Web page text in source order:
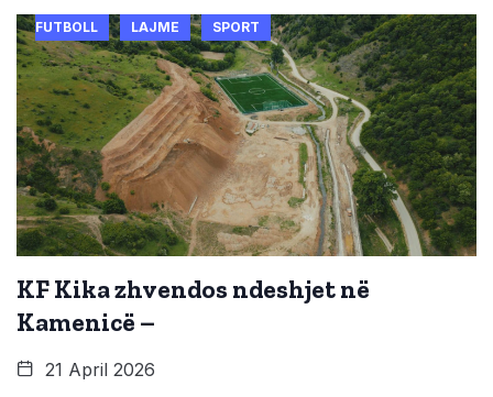
FUTBOLL LAJME SPORT
KF Kika zhvendos ndeshjet në
Kamenicë –
21 April 2026